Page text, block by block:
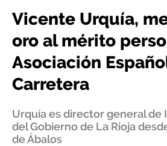
Vicente Urquía,
oro al mérito
Asociación
Carretera
Urquía es director general de
del Gobierno de La Rioja
de Ábalos